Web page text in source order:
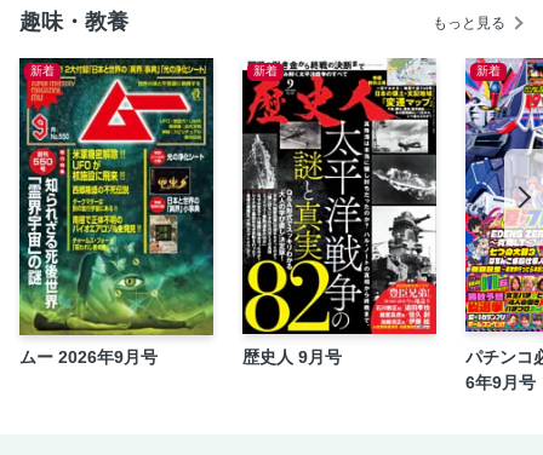
趣味・教養 もっと見る
新着
ムー 2026年9月号
新着
歴史人 9月号
新着
パチンコ
6年9月号